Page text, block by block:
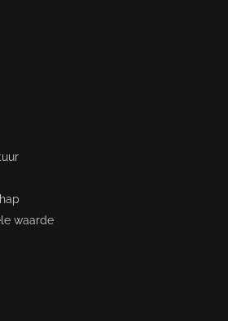
waarde